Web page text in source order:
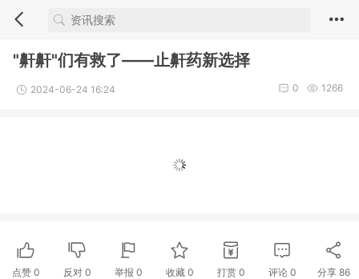
"鼾鼾"们有救了——止鼾药新选择
2024-06-24 16:24 1266
0
点赞 0 反对 0 举报 0 收藏 0 打赏 0 评论 0 分享 86